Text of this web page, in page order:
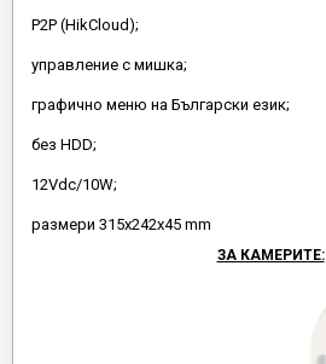
P2P (HikCloud);
управлeние с мишка;
графично меню на Български език;
без HDD;
12Vdc/10W;
размери 315х242х45 mm
ЗА КАМЕРИТЕ: